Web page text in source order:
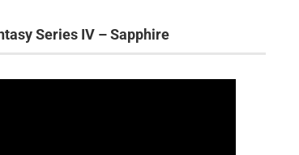
Series IV – Sapphire